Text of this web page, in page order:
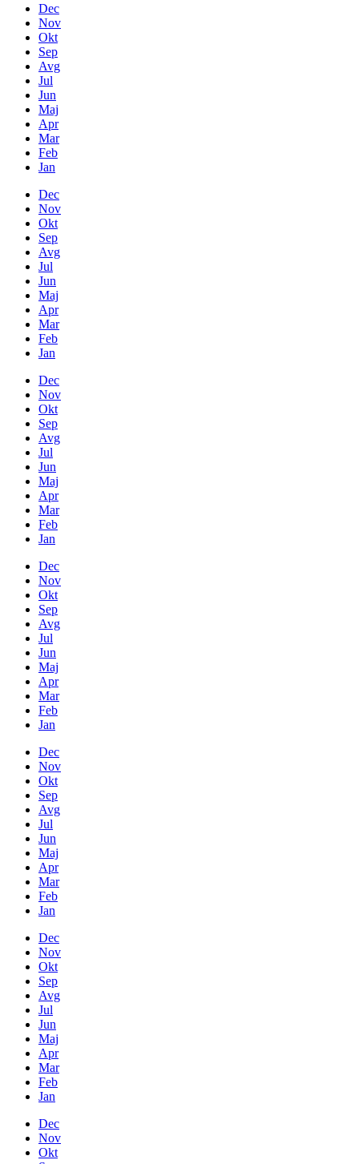
Dec
Nov
Okt
Sep
Avg
Jul
Jun
Maj
Apr
Mar
Feb
Jan
Dec
Nov
Okt
Sep
Avg
Jul
Jun
Maj
Apr
Mar
Feb
Jan
Dec
Nov
Okt
Sep
Avg
Jul
Jun
Maj
Apr
Mar
Feb
Jan
Dec
Nov
Okt
Sep
Avg
Jul
Jun
Maj
Apr
Mar
Feb
Jan
Dec
Nov
Okt
Sep
Avg
Jul
Jun
Maj
Apr
Mar
Feb
Jan
Dec
Nov
Okt
Sep
Avg
Jul
Jun
Maj
Apr
Mar
Feb
Jan
Dec
Nov
Okt